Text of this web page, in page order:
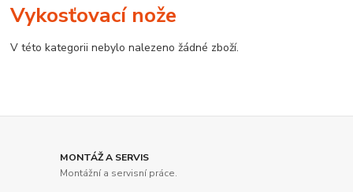
Vykosťovací nože
V této kategorii nebylo nalezeno žádné zboží.
MONTÁŽ A SERVIS
Montážní a servisní práce.